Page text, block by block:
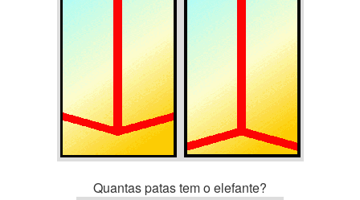
Quantas patas tem o elefante?